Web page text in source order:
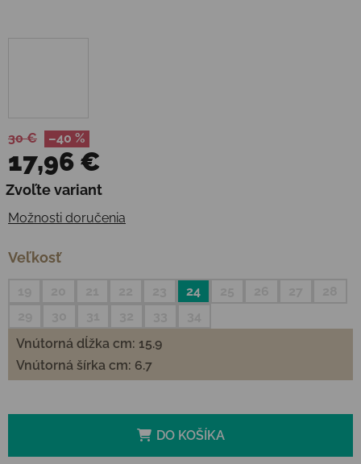
30 € –40 %
17,96 €
Jednotková cena:
Zvoľte variant
Možnosti doručenia
Veľkosť
24
Vnútorná dĺžka cm: 15.9
Vnútorná šírka cm: 6.7
DO KOŠÍKA